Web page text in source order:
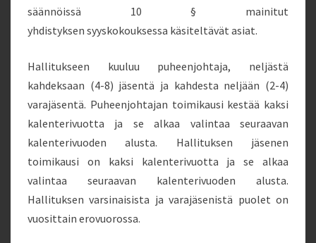
säännöissä 10 § mainitut
yhdistyksen syyskokouksessa käsiteltävät asiat.
Hallitukseen kuuluu puheenjohtaja, neljästä
kahdeksaan (4-8) jäsentä ja kahdesta neljään (2-4)
varajäsentä. Puheenjohtajan toimikausi kestää kaksi
kalenterivuotta ja se alkaa valintaa seuraavan
kalenterivuoden alusta. Hallituksen jäsenen
toimikausi on kaksi kalenterivuotta ja se alkaa
valintaa seuraavan kalenterivuoden alusta.
Hallituksen varsinaisista ja varajäsenistä puolet on
vuosittain erovuorossa.